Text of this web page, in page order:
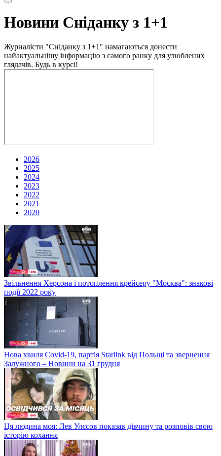
Новини Сніданку з 1+1
Журналісти "Сніданку з 1+1" намагаються донести
найактуальнішу інформацію з самого ранку для улюблених
глядачів. Будь в курсі!
2026
2025
2024
2023
2022
2021
2020
Звільнення Херсона і потоплення крейсеру "Москва": знакові
події 2022 року
Нова хвиля Covid-19, партія Starlink від Польщі та звернення
Залужного – Новини на 31 грудня
Ця людина моя: Лев Улєсов показав дівчину та розповів свою
історію кохання